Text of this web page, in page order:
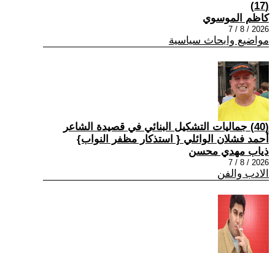
(17)
كاظم الموسوي
2026 / 8 / 7
مواضيع وابحاث سياسية
(40) جماليات التشكيل البنائي في قصيدة الشاعر
أحمد فشلان الوائلي { استذكار مظفر النواب}
ذياب مهدي محسن
2026 / 8 / 7
الادب والفن